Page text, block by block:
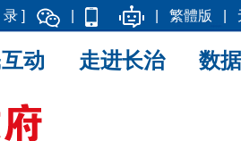
录 ] 繁體版
动 走进长治 数